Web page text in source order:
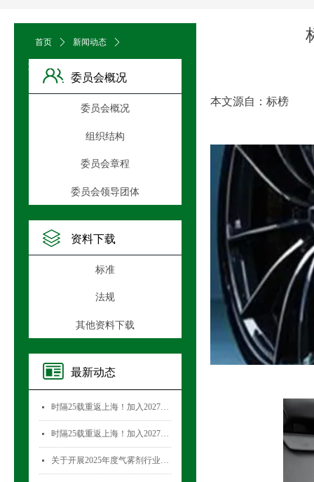
本文源自：标榜
首页 ꄲ 新闻动态 ꄲ
文章详情页
委员会概况
委员会概况
组织结构
委员会章程
委员会领导团体
资料下载
标准
法规
其他资料下载
最新动态
넷 时隔25载重返上海！加入2027国际气雾剂与金属容器展览会，直面30,000+全球买家！
넷 时隔25载重返上海！加入2027国际气雾剂与金属容器展览会，直面30,000+全球买家！
넷 关于开展2025年度气雾剂行业数据统计工作的通知